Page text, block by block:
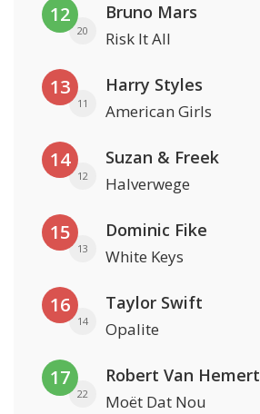
12
20
Bruno Mars
Risk It All
13
11
Harry Styles
American Girls
14
12
Suzan & Freek
Halverwege
15
13
Dominic Fike
White Keys
16
14
Taylor Swift
Opalite
17
22
Robert Van
Moët Dat Nou